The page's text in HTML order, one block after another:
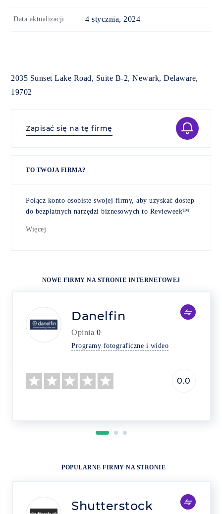
Data aktualizacji 4 stycznia, 2024
2035 Sunset Lake Road, Suite B-2, Newark, Delaware,
19702
Zapisać się na tę firmę
TO TWOJA FIRMA?
Połącz konto osobiste swojej firmy, aby uzyskać dostęp
do bezpłatnych narzędzi biznesowych to Revieweek™
Więcej
NOWE FIRMY NA STRONIE INTERNETOWEJ
Danelfin
Opinia 0
Programy fotograficzne i wideo
0.0
POPULARNE FIRMY NA STRONIE
Shutterstock